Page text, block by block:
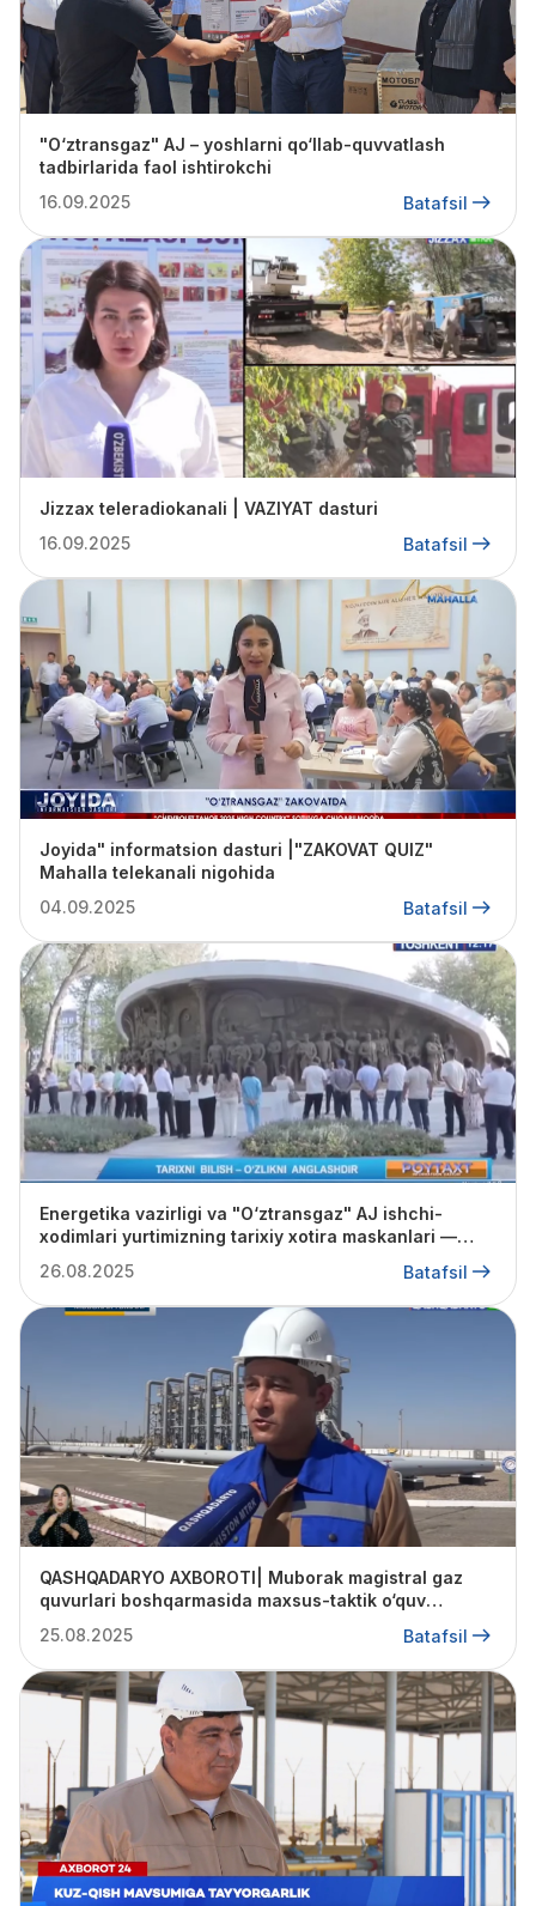
"O‘ztransgaz" AJ – yoshlarni qo‘llab-quvvatlash
tadbirlarida faol ishtirokchi
16.09.2025
Batafsil
Jizzax teleradiokanali | VAZIYAT dasturi
16.09.2025
Batafsil
Joyida" informatsion dasturi |"ZAKOVAT QUIZ"
Mahalla telekanali nigohida
04.09.2025
Batafsil
Energetika vazirligi va "O‘ztransgaz" AJ ishchi-
xodimlari yurtimizning tarixiy xotira maskanlari —
majmualari hamda “Shon-sharaf” davlat muzeyida
bo‘lishdi.
26.08.2025 Batafsil
QASHQADARYO AXBOROTI| Muborak magistral gaz
quvurlari boshqarmasida maxsus-taktik o‘quv
25.08.2025 Batafsil